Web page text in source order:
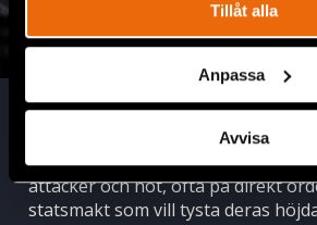
Tillåt alla
Anpassa
Avvisa
Världen över utsätts
attacker och hot, ofta på direkt
statsmakt som vill tysta deras